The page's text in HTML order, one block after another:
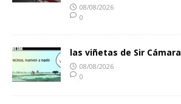
08/08/2026
0
las viñetas de Sir Cámara
08/08/2026
0